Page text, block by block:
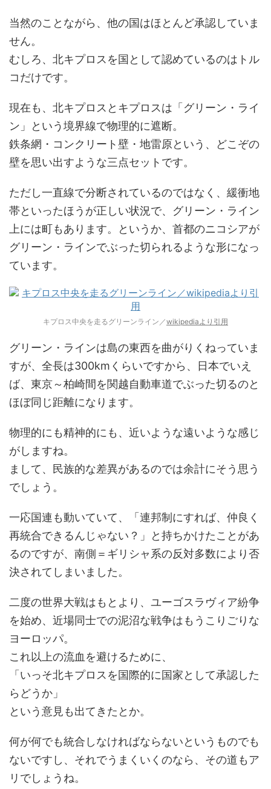
当然のことながら、他の国はほとんど承認していま
せん。
むしろ、北キプロスを国として認めているのはトル
コだけです。
現在も、北キプロスとキプロスは「グリーン・ライ
ン」という境界線で物理的に遮断。
鉄条網・コンクリート壁・地雷原という、どこぞの
壁を思い出すような三点セットです。
ただし一直線で分断されているのではなく、緩衝地
帯といったほうが正しい状況で、グリーン・ライン
上には町もあります。というか、首都のニコシアが
グリーン・ラインでぶった切られるような形になっ
ています。
キプロス中央を走るグリーンライン／wikipediaより引用
グリーン・ラインは島の東西を曲がりくねっていま
すが、全長は300kmくらいですから、日本でいえ
ば、東京～柏崎間を関越自動車道でぶった切るのと
ほぼ同じ距離になります。
物理的にも精神的にも、近いような遠いような感じ
がしますね。
まして、民族的な差異があるのでは余計にそう思う
でしょう。
一応国連も動いていて、「連邦制にすれば、仲良く
再統合できるんじゃない？」と持ちかけたことがあ
るのですが、南側＝ギリシャ系の反対多数により否
決されてしまいました。
二度の世界大戦はもとより、ユーゴスラヴィア紛争
を始め、近場同士での泥沼な戦争はもうこりごりな
ヨーロッパ。
これ以上の流血を避けるために、
「いっそ北キプロスを国際的に国家として承認した
らどうか」
という意見も出てきたとか。
何が何でも統合しなければならないというものでも
ないですし、それでうまくいくのなら、その道もア
リでしょうね。